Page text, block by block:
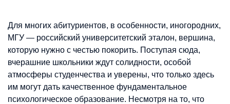
Для многих абитуриентов, в особенности, иногородних,
МГУ — российский университетский эталон, вершина,
которую нужно с честью покорить. Поступая сюда,
вчерашние школьники ждут солидности, особой
атмосферы студенчества и уверены, что только здесь
им могут дать качественное фундаментальное
психологическое образование. Несмотря на то, что